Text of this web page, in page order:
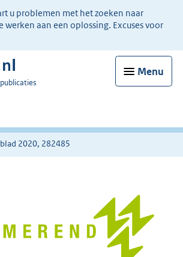
u problemen met het zoeken naar
werken aan een oplossing. Excuses voor
Menu
2020, 282485